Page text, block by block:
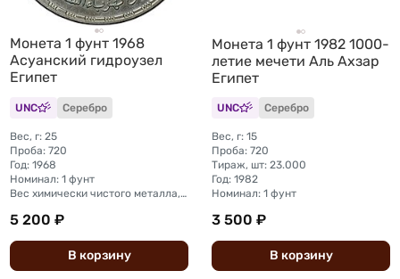
Монета 1 фунт 1968
Асуанский гидроузел
Египет
UNC Серебро
Вес, г: 25
Проба: 720
Год: 1968
Номинал: 1 фунт
Вес химически чистого металла, г: 18
5 200 ₽
В корзину
Монета 1 фунт 1982 1000-
летие мечети Аль Ахзар
Египет
UNC Серебро
Вес, г: 15
Проба: 720
Тираж, шт: 23.000
Год: 1982
Номинал: 1 фунт
3 500 ₽
В корзину